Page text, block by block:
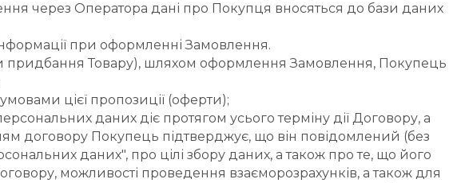
через Оператора дані про Покупця вносяться до бази даних
при оформленні Замовлення.
придбання Товару), шляхом оформлення Замовлення, Покупець
цієї пропозиції (оферти);
даних діє протягом усього терміну дії Договору, а
договору Покупець підтверджує, що він повідомлений (без
даних", про цілі збору даних, а також про те, що його
можливості проведення взаєморозрахунків, а також для